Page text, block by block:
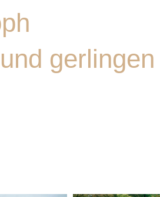
gerlingen